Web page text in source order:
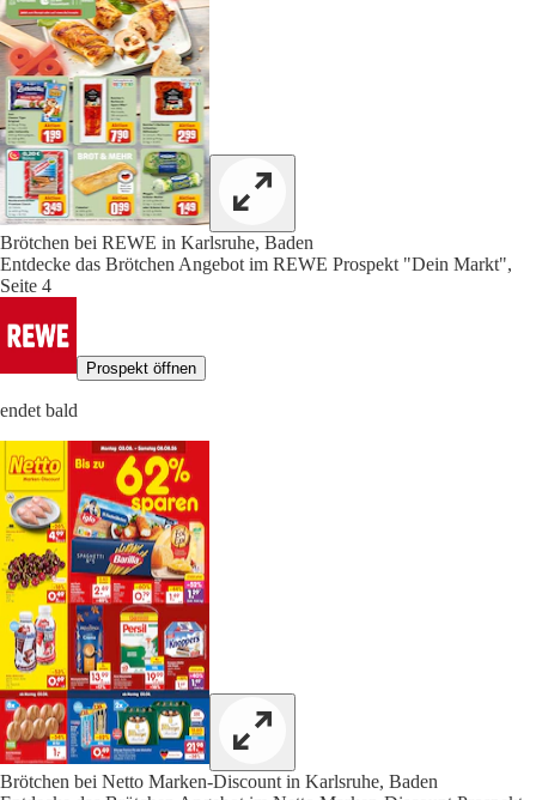
Brötchen bei REWE in Karlsruhe, Baden
Entdecke das Brötchen Angebot im REWE Prospekt "Dein Markt",
Seite 4
Prospekt öffnen
endet bald
Brötchen bei Netto Marken-Discount in Karlsruhe, Baden